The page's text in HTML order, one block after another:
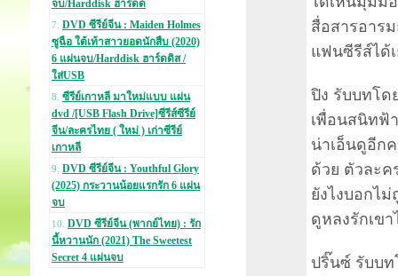
จบ/Harddisk ฮาร์ดด
7. DVD ซีรีย์จีน : Maiden Holmes
ซูฉือ ใต้เท้าสาวยอดนักสืบ (2020)
6 แผ่นจบ/Harddisk ฮาร์ดดิส /
ใส่USB
8. ซีรีย์เกาหลี มาใหม่แบบ แผ่น
dvd /[USB Flash Drive]ซีรีส์ซีรีย์
จีน/ละครไทย ( ใหม่ ) เก่าซีรีย์
เกาหลี
9. DVD ซีรีย์จีน : Youthful Glory
(2025) กระวานน้อยแรกรัก 6 แผ่น
จบ
10. DVD ซีรีย์จีน (พากย์ไทย) : รัก
นี้หวานนัก (2021) The Sweetest
Secret 4 แผ่นจบ
สื่อสารอาร
แฟนซีรีส์ได้เ
ปิง รับบทโ
เพื่อนสนิทฟ้
น่าเอ็นดูอีก
ด้วย ตัวละ
ยังไงบอกไ
ดูหลงรักเขา
ปริ๊นซ์ รับบ